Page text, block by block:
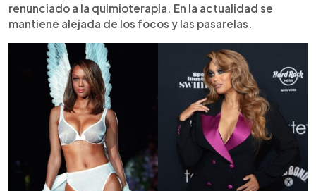
renunciado a la quimioterapia. En la actualidad se
mantiene alejada de los focos y las pasarelas.